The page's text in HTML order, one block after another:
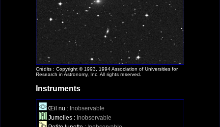
Crédits : Copyright © 1993, 1994 Association of Universities for
Research in Astronomy, Inc. All rights reserved.
Instruments
Œil nu : Inobservable
Jumelles : Inobservable